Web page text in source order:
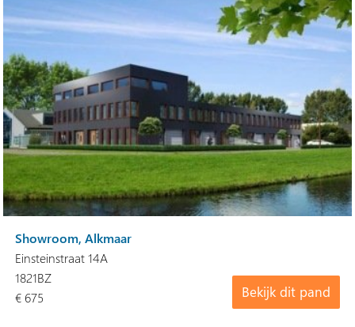
Showroom, Alkmaar
Einsteinstraat 14A
Bekijk dit pand
1821BZ
€ 675